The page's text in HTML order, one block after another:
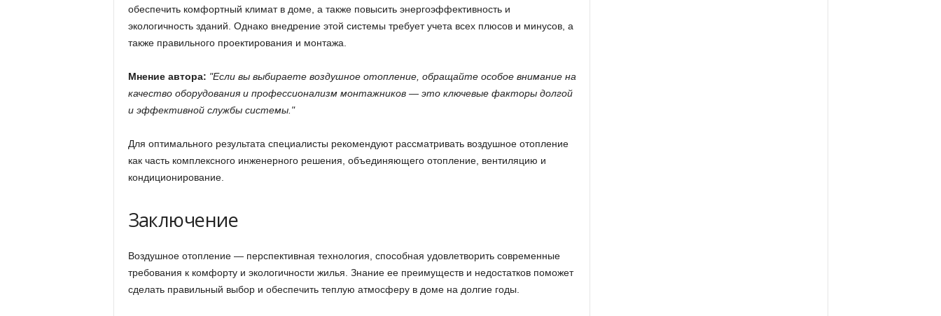
обеспечить комфортный климат в доме, а также повысить энергоэффективность и
экологичность зданий. Однако внедрение этой системы требует учета всех плюсов и минусов, а
также правильного проектирования и монтажа.
Мнение автора: Если вы выбираете воздушное отопление, обращайте особое внимание на
качество оборудования и профессионализм монтажников — это ключевые факторы долгой
и эффективной службы системы.
Для оптимального результата специалисты рекомендуют рассматривать воздушное отопление
как часть комплексного инженерного решения, объединяющего отопление, вентиляцию и
кондиционирование.
Заключение
Воздушное отопление — перспективная технология, способная удовлетворить современные
требования к комфорту и экологичности жилья. Знание ее преимуществ и недостатков поможет
сделать правильный выбор и обеспечить теплую атмосферу в доме на долгие годы.